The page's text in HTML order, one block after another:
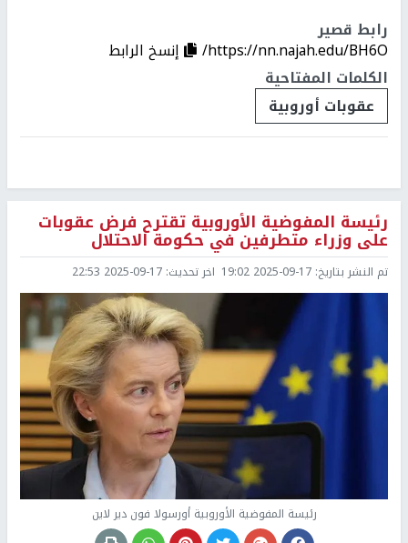
رابط قصير
https://nn.najah.edu/BH6O/
إنسخ الرابط
الكلمات المفتاحية
عقوبات أوروبية
رئيسة المفوضية الأوروبية تقترح فرض عقوبات
على وزراء متطرفين في حكومة الاحتلال
تم النشر بتاريخ: 2025-09-17 19:02 اخر تحديث: 2025-09-17 22:53
رئيسة المفوضية الأوروبية أورسولا فون دير لاين